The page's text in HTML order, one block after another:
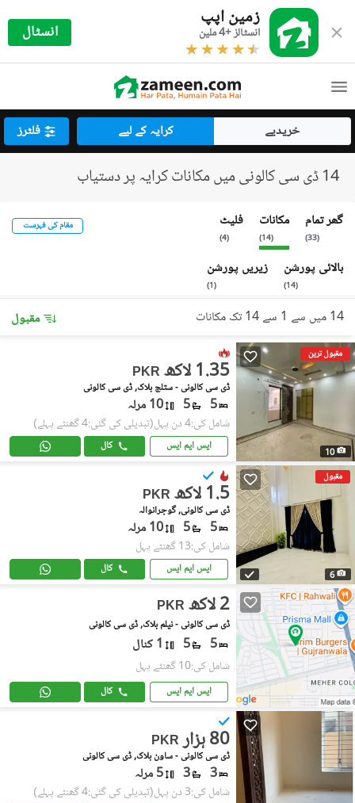
زمین اپپ
انسٹالز +4 ملین انسٹال
خریدیے کرایہ کے لیے فلٹرز
14 ڈی سی کالونی میں مکانات کرایہ پر دستیاب
گھر تمام
(
33
)
مکانات
(
14
)
فلیٹ
(
4
)
بالائی پورشن
(
14
)
زیریں پورشن
(
1
)
مقام کی فہرست
14 میں سے 1 سے 14 تک مکانات مقبول
مقبول ترین
10
PKR 1.35 لاکھ
ڈی سی کالونی - ستلج بلاک, ڈی سی کالونی
5
5 10 مرلہ
شامل کی:4 دن پہل (تبدیلی کی گئی:4 گھنٹے پہلے)
ایس ایم ایس کال
مقبول
6
PKR 1.5 لاکھ
ڈی سی کالونی, گوجرانوالہ
5
5 10 مرلہ
شامل کی:13 گھنٹے پہل
ایس ایم ایس کال
PKR 2 لاکھ
ڈی سی کالونی - نیلم بلاک, ڈی سی کالونی
5
5 1 کنال
شامل کی:10 گھنٹے پہل
ایس ایم ایس کال
PKR 80 ہزار
ڈی سی کالونی - ساون بلاک, ڈی سی کالونی
3
3 5 مرلہ
شامل کی:3 دن پہل (تبدیلی کی گئی:4 گھنٹے پہلے)